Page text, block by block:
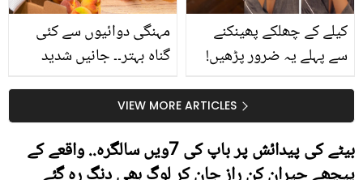
مہنگی دوائیوں سے کئی
گناہ بہتر۔۔ جانیں شدید
کیوں کھانا چاہیے؟
کیلے کے چھلکے پھینکنے
سے پہلے یہ ضرور پڑھیں!
سستا اور قدرتی حلVIEW MORE ARTICLES
بیٹے کی پیدائش پر باپ کی 7ویں سالگرہ.. واقعے کے